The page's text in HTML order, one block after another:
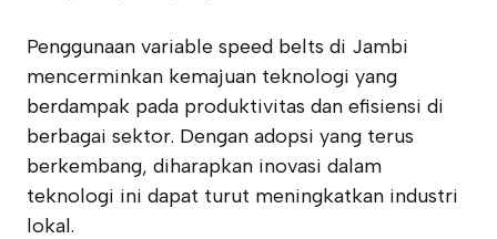
Penggunaan variable speed belts di Jambi
mencerminkan kemajuan teknologi yang
berdampak pada produktivitas dan efisiensi di
berbagai sektor. Dengan adopsi yang terus
berkembang, diharapkan inovasi dalam
teknologi ini dapat turut meningkatkan industri
lokal.